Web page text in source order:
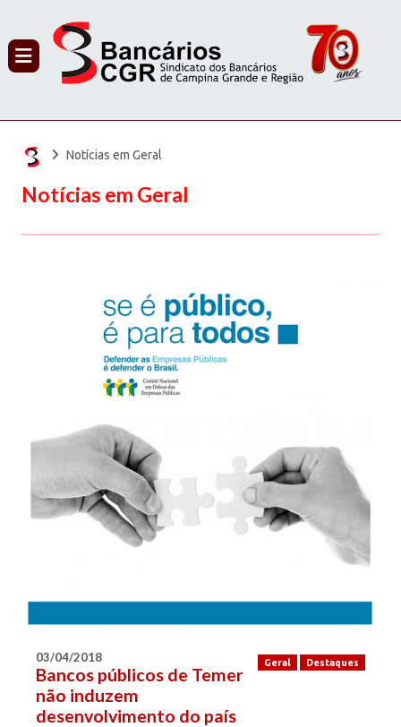
Notícias em Geral
Notícias em Geral
Geral Destaques
03/04/2018
Bancos públicos de Temer
não induzem
desenvolvimento do país